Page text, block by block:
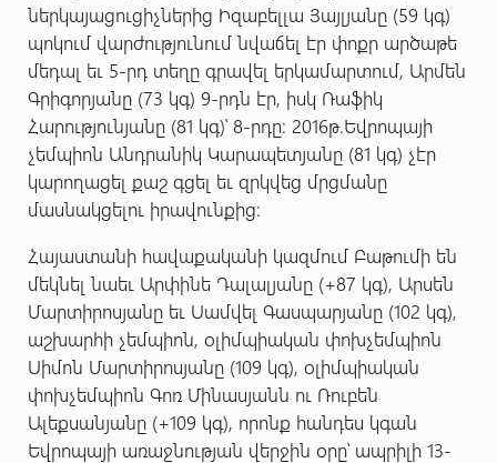
ներկայացուցիչներից Իզաբելլա Յայլյանը (59 կգ)
պոկում վարժությունում նվաճել էր փոքր արծաթե
մեդալ եւ 5-րդ տեղը գրավել երկամարտում, Արմեն
Գրիգորյանը (73 կգ) 9-րդն էր, իսկ Ռաֆիկ
Հարությունյանը (81 կգ)՝ 8-րդը: 2016թ.Եվրոպայի
չեմպիոն Անդրանիկ Կարապետյանը (81 կգ) չէր
կարողացել քաշ գցել եւ զրկվեց մրցմանը
մասնակցելու իրավունքից:
Հայաստանի հավաքականի կազմում Բաթումի են
մեկնել նաեւ Արփինե Դալալյանը (+87 կգ), Արսեն
Մարտիրոսյանը եւ Սամվել Գասպարյանը (102 կգ),
աշխարհի չեմպիոն, օլիմպիական փոխչեմպիոն
Սիմոն Մարտիրոսյանը (109 կգ), օլիմպիական
փոխչեմպիոն Գոռ Մինասյանն ու Ռուբեն
Ալեքսանյանը (+109 կգ), որոնք հանդես կգան
Եվրոպայի առաջնության վերջին օրը՝ ապրիլի 13-